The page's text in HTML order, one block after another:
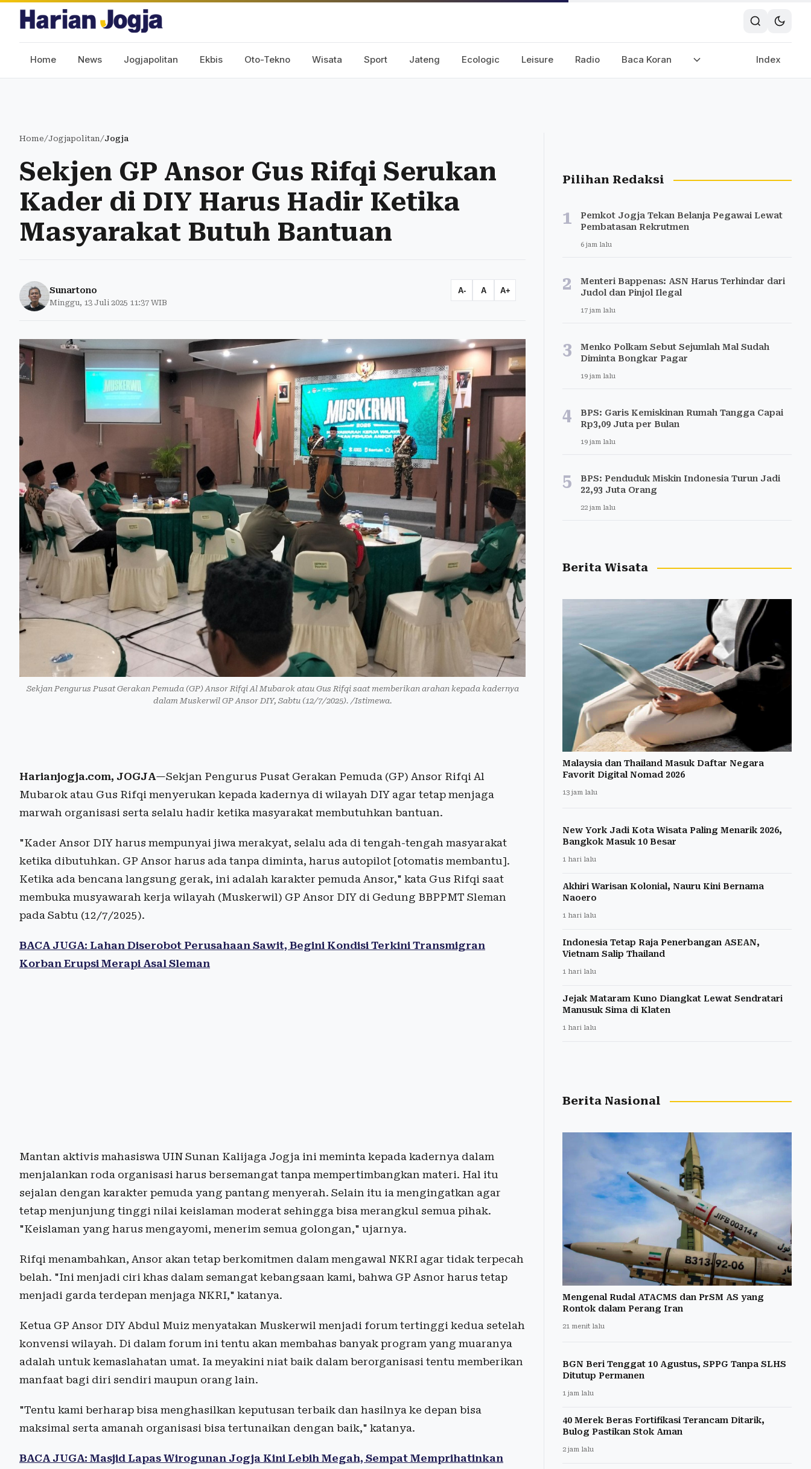
Home News Jogjapolitan Ekbis Oto-Tekno Wisata Sport Jateng Ecologic Leisure Radio Baca Koran Index
Home/Jogjapolitan/Jogja
Sekjen GP Ansor Gus Rifqi Serukan
Kader di DIY Harus Hadir Ketika
Masyarakat Butuh Bantuan
Sunartono
Minggu, 13 Juli 2025 11:37 WIB
A- A A+
Sekjan Pengurus Pusat Gerakan Pemuda (GP) Ansor Rifqi Al Mubarok atau Gus Rifqi saat memberikan arahan kepada kadernya
dalam Muskerwil GP Ansor DIY, Sabtu (12/7/2025). /Istimewa.
Harianjogja.com, JOGJA—Sekjan Pengurus Pusat Gerakan Pemuda (GP) Ansor Rifqi Al
Mubarok atau Gus Rifqi menyerukan kepada kadernya di wilayah DIY agar tetap menjaga
marwah organisasi serta selalu hadir ketika masyarakat membutuhkan bantuan.
"Kader Ansor DIY harus mempunyai jiwa merakyat, selalu ada di tengah-tengah masyarakat
ketika dibutuhkan. GP Ansor harus ada tanpa diminta, harus autopilot [otomatis membantu].
Ketika ada bencana langsung gerak, ini adalah karakter pemuda Ansor," kata Gus Rifqi saat
membuka musyawarah kerja wilayah (Muskerwil) GP Ansor DIY di Gedung BBPPMT Sleman
pada Sabtu (12/7/2025).
BACA JUGA: Lahan Diserobot Perusahaan Sawit, Begini Kondisi Terkini Transmigran
Korban Erupsi Merapi Asal Sleman
Mantan aktivis mahasiswa UIN Sunan Kalijaga Jogja ini meminta kepada kadernya dalam
menjalankan roda organisasi harus bersemangat tanpa mempertimbangkan materi. Hal itu
sejalan dengan karakter pemuda yang pantang menyerah. Selain itu ia mengingatkan agar
tetap menjunjung tinggi nilai keislaman moderat sehingga bisa merangkul semua pihak.
"Keislaman yang harus mengayomi, menerim semua golongan," ujarnya.
Rifqi menambahkan, Ansor akan tetap berkomitmen dalam mengawal NKRI agar tidak terpecah
belah. "Ini menjadi ciri khas dalam semangat kebangsaan kami, bahwa GP Asnor harus tetap
menjadi garda terdepan menjaga NKRI," katanya.
Ketua GP Ansor DIY Abdul Muiz menyatakan Muskerwil menjadi forum tertinggi kedua setelah
konvensi wilayah. Di dalam forum ini tentu akan membahas banyak program yang muaranya
adalah untuk kemaslahatan umat. Ia meyakini niat baik dalam berorganisasi tentu memberikan
manfaat bagi diri sendiri maupun orang lain.
"Tentu kami berharap bisa menghasilkan keputusan terbaik dan hasilnya ke depan bisa
maksimal serta amanah organisasi bisa tertunaikan dengan baik," katanya.
BACA JUGA: Masjid Lapas Wirogunan Jogja Kini Lebih Megah, Sempat Memprihatinkan
Pilihan Redaksi
1
Pemkot Jogja Tekan Belanja Pegawai Lewat
Pembatasan Rekrutmen
6 jam lalu
2
Menteri Bappenas: ASN Harus Terhindar dari
Judol dan Pinjol Ilegal
17 jam lalu
3
Menko Polkam Sebut Sejumlah Mal Sudah
Diminta Bongkar Pagar
19 jam lalu
4
BPS: Garis Kemiskinan Rumah Tangga Capai
Rp3,09 Juta per Bulan
19 jam lalu
5
BPS: Penduduk Miskin Indonesia Turun Jadi
22,93 Juta Orang
22 jam lalu
Berita Wisata
Malaysia dan Thailand Masuk Daftar Negara
Favorit Digital Nomad 2026
13 jam lalu
New York Jadi Kota Wisata Paling Menarik 2026,
Bangkok Masuk 10 Besar
1 hari lalu
Akhiri Warisan Kolonial, Nauru Kini Bernama
Naoero
1 hari lalu
Indonesia Tetap Raja Penerbangan ASEAN,
Vietnam Salip Thailand
1 hari lalu
Jejak Mataram Kuno Diangkat Lewat Sendratari
Manusuk Sima di Klaten
1 hari lalu
Berita Nasional
Mengenal Rudal ATACMS dan PrSM AS yang
Rontok dalam Perang Iran
21 menit lalu
BGN Beri Tenggat 10 Agustus, SPPG Tanpa SLHS
Ditutup Permanen
1 jam lalu
40 Merek Beras Fortifikasi Terancam Ditarik,
Bulog Pastikan Stok Aman
2 jam lalu